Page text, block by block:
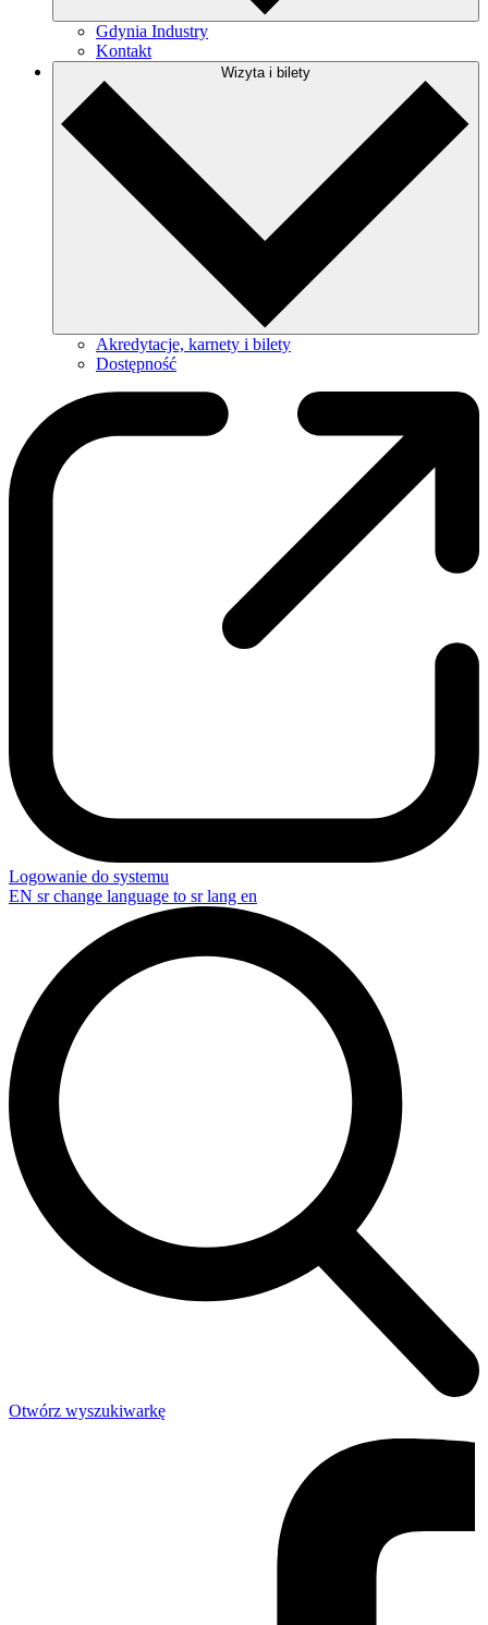
Gdynia Industry
Kontakt
Wizyta i bilety
Akredytacje, karnety i bilety
Dostępność
Logowanie do systemu
EN sr change language to sr lang en
Otwórz wyszukiwarkę